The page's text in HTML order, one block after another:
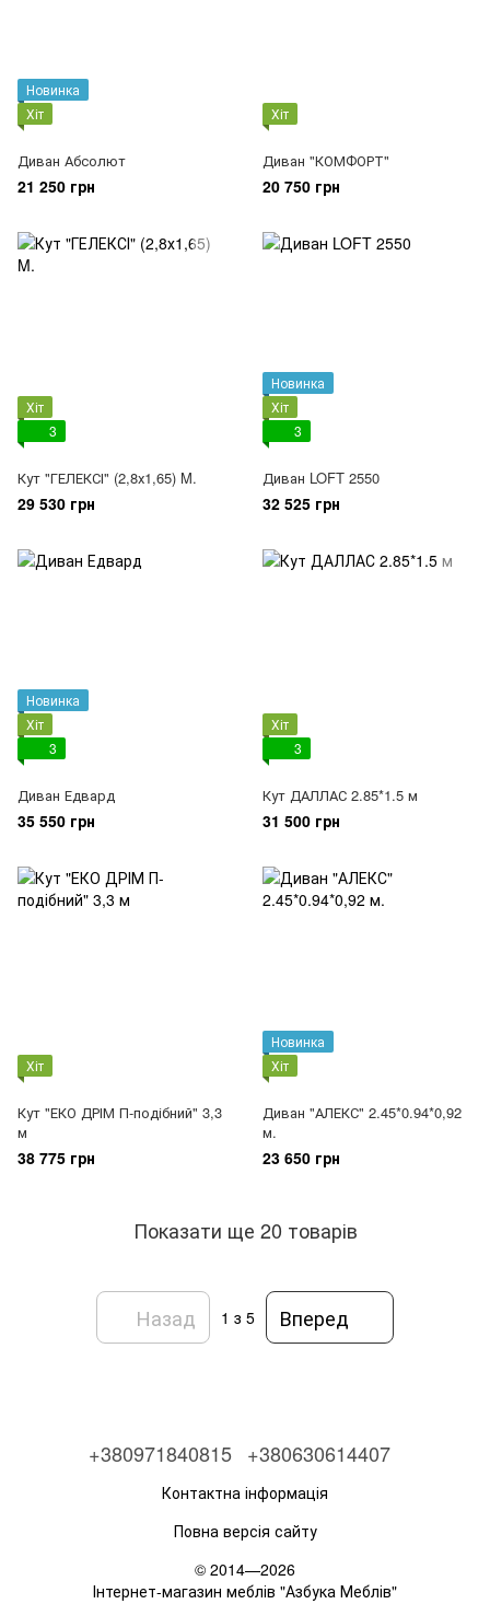
Новинка
Хіт
Диван Абсолют
21 250 грн
Хіт
Диван "КОМФОРТ"
20 750 грн
Хіт
3
Кут "ГЕЛЕКСІ" (2,8х1,65) M.
29 530 грн
Новинка
Хіт
3
Диван LOFT 2550
32 525 грн
Новинка
Хіт
3
Диван Едвард
35 550 грн
Хіт
3
Кут ДАЛЛАС 2.85*1.5 м
31 500 грн
Хіт
Кут "ЕКО ДРІМ П-подібний" 3,3
м
38 775 грн
Новинка
Хіт
Диван "АЛЕКС" 2.45*0.94*0,92
м.
23 650 грн
Показати ще 20 товарів
Назад 1 з 5 Вперед
+380971840815 +380630614407
Контактна інформація
Повна версія сайту
© 2014—2026
Інтернет-магазин меблів "Азбука Меблів"